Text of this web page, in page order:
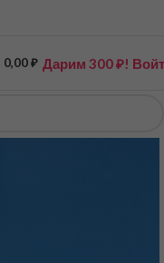
0,00₽ Дарим 300 ₽!